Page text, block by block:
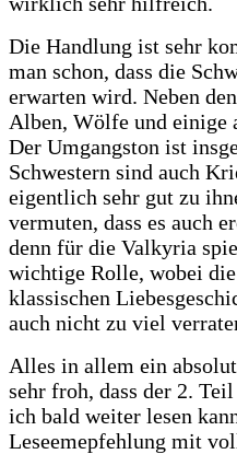
Die Handlung ist sehr
man schon, dass die
erwarten wird. Neben
Alben, Wölfe und einige
Der Umgangston ist
Schwestern sind auch
eigentlich sehr gut zu
vermuten, dass es auch
denn für die Valkyria
wichtige Rolle, wobei
klassischen
auch nicht zu viel
Alles in allem ein
sehr froh, dass der 2.
ich bald weiter lesen
Leseemepfehlung mit